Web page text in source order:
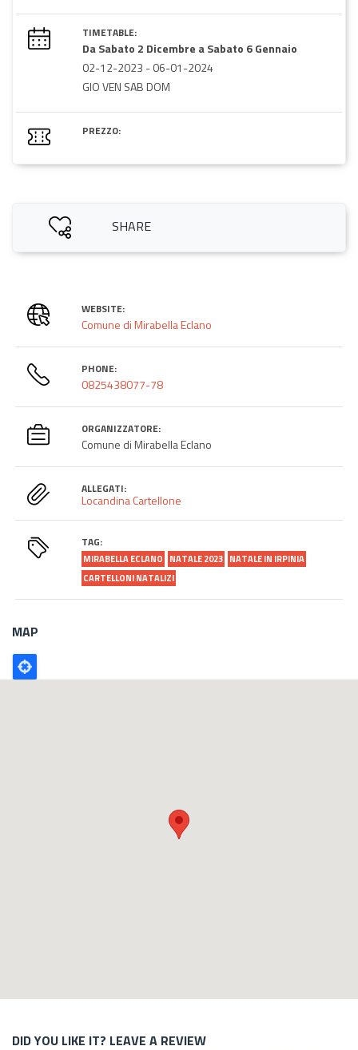
TIMETABLE:
Da Sabato 2 Dicembre a Sabato 6 Gennaio
02-12-2023 -06-01-2024
GIO VEN SAB DOM
PREZZO:
SHARE
WEBSITE:
Comune di Mirabella Eclano
PHONE:
0825438077-78
ORGANIZZATORE:
Comune di Mirabella Eclano
ALLEGATI:
Locandina Cartellone
TAG:
MIRABELLA ECLANO NATALE 2023 NATALE IN IRPINIA
CARTELLONI NATALIZI
MAP
Poligono
GEO
DID YOU LIKE IT? LEAVE A REVIEW